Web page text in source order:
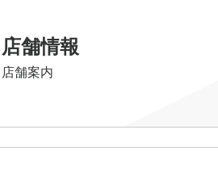
店舗情報
店舗案内